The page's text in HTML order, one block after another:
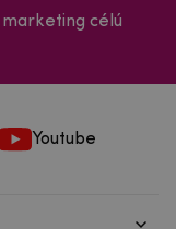
marketing célú
Youtube